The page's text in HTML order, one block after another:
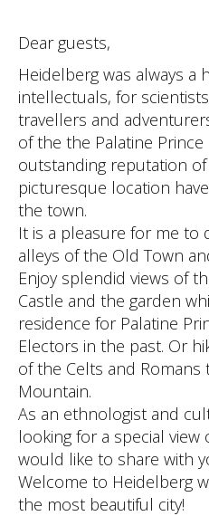
Dear guests,
Heidelberg was always
intellectuals, for
travellers and
of the the Palatine
outstanding reputation
picturesque location
the town.
It is a pleasure for me to
alleys of the Old Town
Enjoy splendid views of
Castle and the garden
residence for Palatine
Electors in the past. Or
of the Celts and Romans
Mountain.
As an ethnologist and
looking for a special view
would like to share with
Welcome to Heidelberg
the most beautiful city!